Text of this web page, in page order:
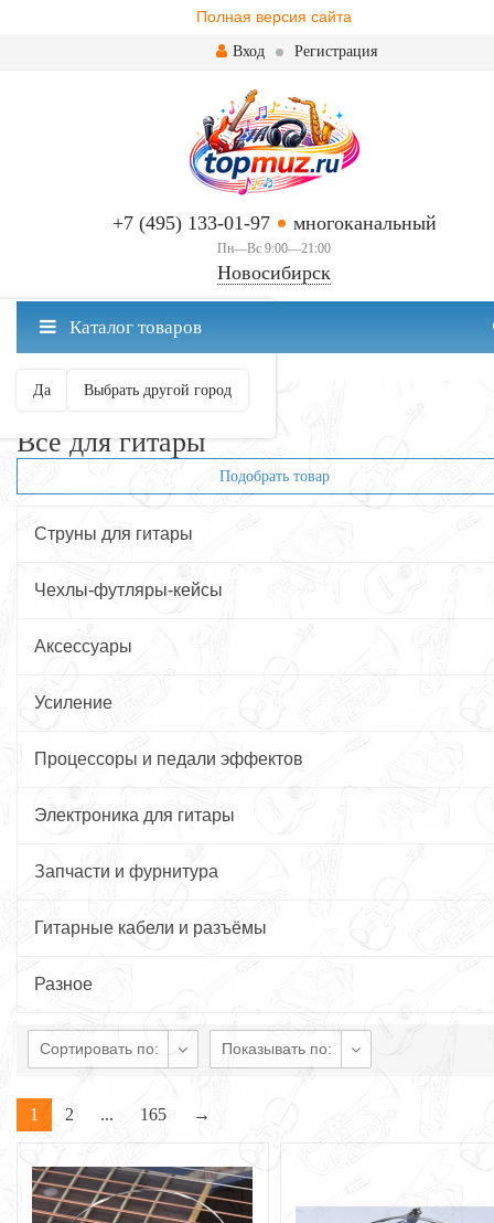
Полная версия сайта
Вход Регистрация
+7 (495) 133-01-97 многоканальный
Пн—Вс 9:00—21:00
Новосибирск
Новосибирск ваш город?
Да Выбрать другой город
Каталог товаров
Главная Всё для гитары
Всё для гитары
Подобрать товар
Струны для гитары
Чехлы-футляры-кейсы
Аксессуары
Усиление
Процессоры и педали эффектов
Электроника для гитары
Запчасти и фурнитура
Гитарные кабели и разъёмы
Разное
Сортировать по: Показывать по:
1 2 ... 165 →